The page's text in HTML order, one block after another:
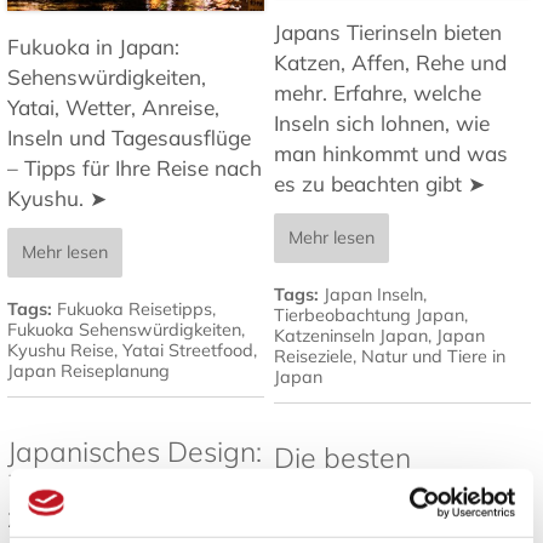
Fukuoka in Japan:
Sehenswürdigkeiten,
Yatai, Wetter, Anreise,
Inseln und Tagesausflüge
– Tipps für Ihre Reise nach
Kyushu. ➤
Mehr lesen
Tags: Fukuoka Reisetipps,
Fukuoka Sehenswürdigkeiten,
Kyushu Reise, Yatai Streetfood,
Japan Reiseplanung
Japans Tierinseln bieten
Katzen, Affen, Rehe und
mehr. Erfahre, welche
Inseln sich lohnen, wie
man hinkommt und was
es zu beachten gibt ➤
Mehr lesen
Tags: Japan Inseln,
Tierbeobachtung Japan,
Katzeninseln Japan, Japan
Reiseziele, Natur und Tiere in
Japan
Japanisches Design:
7 Prinzipien für
zeitlose Ästhetik
Die besten
Pflanzen für
japanische Gärten -